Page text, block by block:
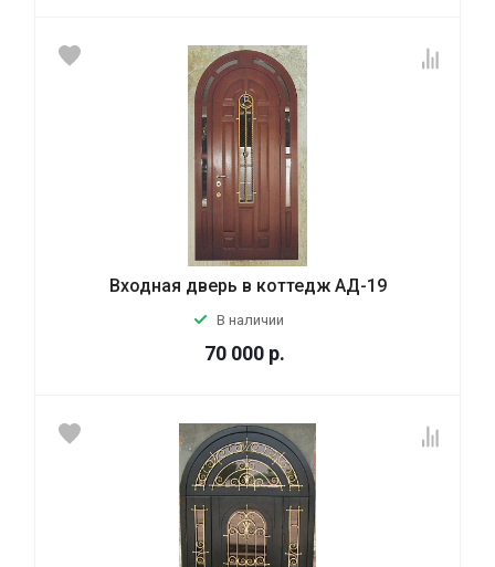
Входная дверь в коттедж АД-19
В наличии
70 000 р.